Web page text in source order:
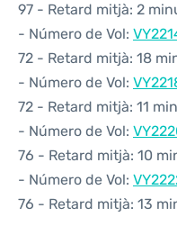
97 - Retard mitjà: 2
- Número de Vol:
72 - Retard mitjà: 18
- Número de Vol:
72 - Retard mitjà: 11
- Número de Vol:
76 - Retard mitjà: 10
- Número de Vol:
76 - Retard mitjà: 13